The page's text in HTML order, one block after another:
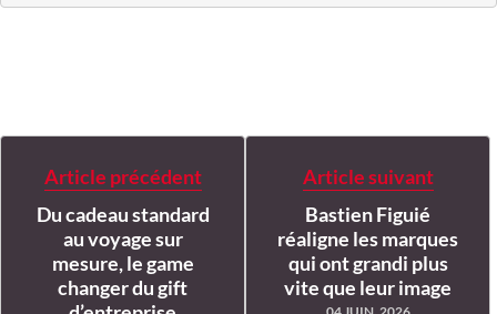
Article précédent
Du cadeau standard
au voyage sur
mesure, le game
changer du gift
Article suivant
Bastien Figuié
réaligne les marques
qui ont grandi plus
vite que leur image